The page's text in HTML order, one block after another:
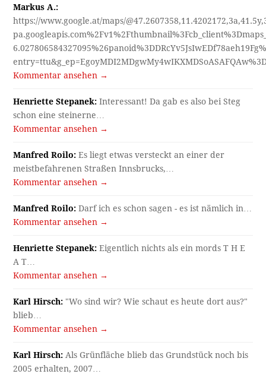
Markus A.:
https://www.google.at/maps/
Kommentar ansehen →
Henriette Stepanek: Interessant! Da gab es also bei Steg
schon eine steinerne…
Kommentar ansehen →
Manfred Roilo: Es liegt etwas versteckt an einer der
meistbefahrenen Straßen Innsbrucks,…
Kommentar ansehen →
Manfred Roilo: Darf ich es schon sagen - es ist nämlich in…
Kommentar ansehen →
Henriette Stepanek: Eigentlich nichts als ein mords T H E
A T…
Kommentar ansehen →
Karl Hirsch: "Wo sind wir? Wie schaut es heute dort aus?"
blieb…
Kommentar ansehen →
Karl Hirsch: Als Grünfläche blieb das Grundstück noch bis
2005 erhalten, 2007…